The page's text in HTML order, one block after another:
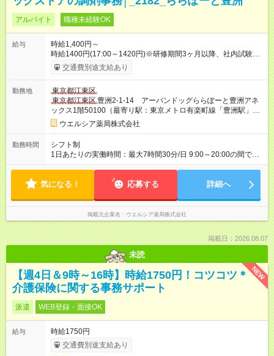
アルバイト 職種未経験OK
給与
時給1,400円～
時給1400円(17:00～1420円)※研修期間3ヶ月以降、社内試験に
よる更新判定あり 社内試験合格後、時給＋50～100円の昇給あ
り （大学生は＋20円） 試用期間あり：入社日から3ヶ月間／本
間の長さ：3ヶ月 雇用形態、給与は本採用時と同じです。
交通費別途支給あり
勤務地
東京都江東区
東京都江東区 豊洲2-1-14 アーバンドッグららぽーと豊洲アネ
ックス1階50100（最寄り駅：東京メトロ有楽町線「豊洲駅」徒
歩3分）
ウエルシア薬局株式会社
勤務時間
シフト制
1日あたりの実働時間：最大7時間30分/日 9:00～20:00の間で1
日7.5時間の勤務 ☆週2～5日の勤務 ※勤務曜日応相談 ☆未経
気になる！ 応募する 詳細へ
掲載元企業名 ウエルシア薬局株式会社
掲載日：2026.08.07
未読
NEW
【週4日＆9時～16時】時給1750円！コツコツ＊
介護保険に関する事務サポート
派遣 WEB登録・面接OK
給与
時給1750円
交通費別途支給あり